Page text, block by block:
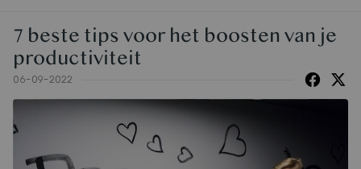
7 beste tips voor het boosten van je
productiviteit
06-09-2022